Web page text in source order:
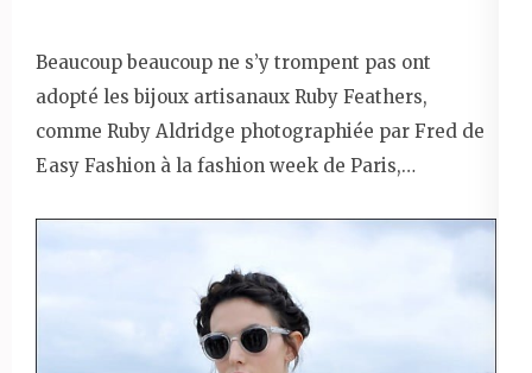
Beaucoup beaucoup ne s’y trompent pas ont
adopté les bijoux artisanaux Ruby Feathers,
comme Ruby Aldridge photographiée par Fred de
Easy Fashion à la fashion week de Paris,…